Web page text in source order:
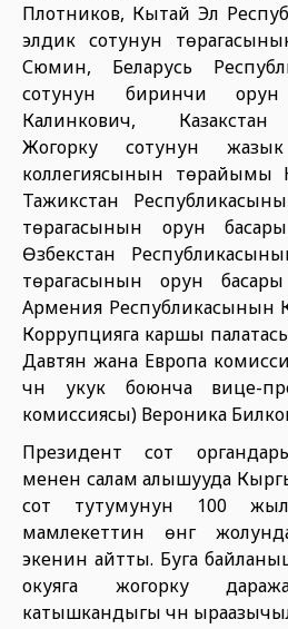
Плотников, Кытай Эл
элдик сотунун
Сюмин, Беларусь
сотунун биринчи
Калинкович, Казакстан
Жогорку сотунун
коллегиясынын төрайымы
Тажикстан
төрагасынын орун
Өзбекстан
төрагасынын орун
Армения Республикасынын
Коррупцияга каршы
Давтян жана Европа
үчүн укук боюнча вице-
комиссиясы) Вероника
Президент сот
менен салам алышууда
сот тутумунун 100
мамлекеттин өнүгүү
экенин айтты. Буга
окуяга жогорку
катышкандыгы үчүн